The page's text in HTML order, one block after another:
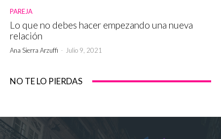
PAREJA
Lo que no debes hacer empezando una nueva
relación
Ana Sierra Arzuffi - Julio 9, 2021
NO TE LO PIERDAS